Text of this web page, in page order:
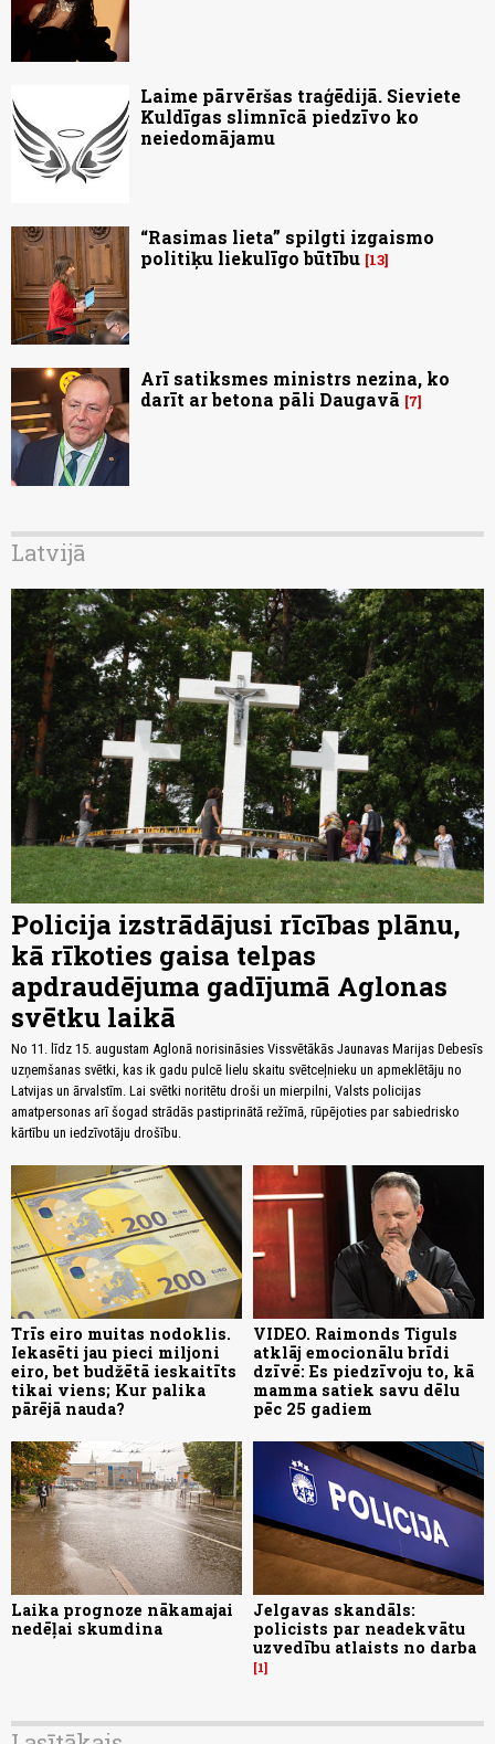
Laime pārvēršas traģēdijā. Sieviete
Kuldīgas slimnīcā piedzīvo ko
neiedomājamu
“Rasimas lieta” spilgti izgaismo
politiķu liekulīgo būtību 13
Arī satiksmes ministrs nezina, ko
darīt ar betona pāli Daugavā
7
Latvijā
Policija izstrādājusi rīcības plānu,
kā rīkoties gaisa telpas
apdraudējuma gadījumā Aglonas
svētku laikā
No 11. līdz 15. augustam Aglonā norisināsies Vissvētākās Jaunavas Marijas Debesīs
uzņemšanas svētki, kas ik gadu pulcē lielu skaitu svētceļnieku un apmeklētāju no
Latvijas un ārvalstīm. Lai svētki noritētu droši un mierpilni, Valsts policijas
amatpersonas arī šogad strādās pastiprinātā režīmā, rūpējoties par sabiedrisko
kārtību un iedzīvotāju drošību.
Trīs eiro muitas nodoklis.
Iekasēti jau pieci miljoni
eiro, bet budžētā ieskaitīts
tikai viens; Kur palika
pārējā nauda?
VIDEO. Raimonds Tiguls
atklāj emocionālu brīdi
dzīvē: Es piedzīvoju to, kā
mamma satiek savu dēlu
pēc 25 gadiem
Laika prognoze nākamajai
nedēļai skumdina
Jelgavas skandāls:
policists par neadekvātu
uzvedību atlaists no darba
1